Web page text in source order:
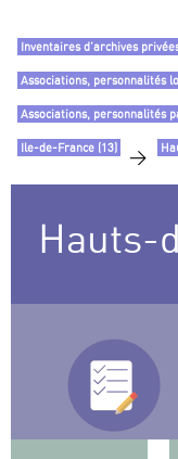
Inventaires d’archives
Associations, personnalités
Associations, personnalités
Ile-de-France (13) >
Hauts-